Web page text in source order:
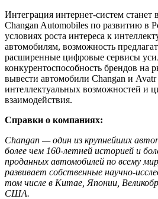
Интеграция интернет-систем станет
Changan Automobiles по развитию в
условиях роста интереса к
автомобилям, возможность
расширенные цифровые сервисы
конкурентоспособность брендов на
вывести автомобили Changan и
интеллектуальных возможностей и
взаимодействия.
Справки о компаниях:
Changan — один из крупнейших
более чем 160-летней историей и
проданных автомобилей по всему
развивает собственные научно-
том числе в Китае, Японии,
США.